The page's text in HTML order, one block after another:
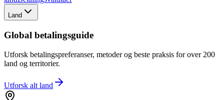
Land
Global betalingsguide
Utforsk betalingspreferanser, metoder og beste praksis for over 200
land og territorier.
Utforsk alt land